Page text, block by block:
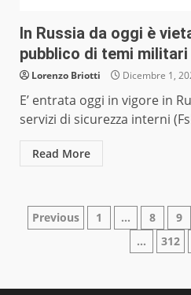
In Russia da oggi è
pubblico di temi militari
Lorenzo Briotti Dicembre 1,
E’ entrata oggi in vigore in
servizi di sicurezza interni
Read More
Paginazione
articoli
Previous 1 … 8 9
…
312